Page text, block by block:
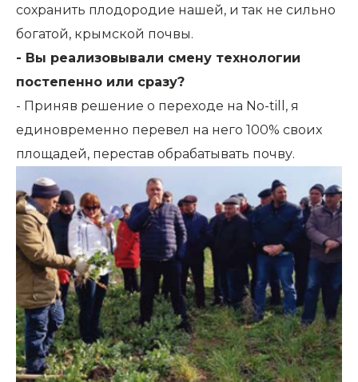
сохранить плодородие нашей, и так не сильно
богатой, крымской почвы.
- Вы реализовывали смену технологии
постепенно или сразу?
- Приняв решение о переходе на No-till, я
единовременно перевел на него 100% своих
площадей, перестав обрабатывать почву.